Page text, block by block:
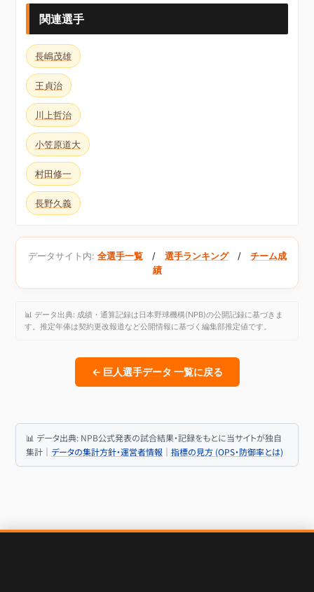
関連選手
長嶋茂雄
王貞治
川上哲治
小笠原道大
村田修一
長野久義
データサイト内: 全選手一覧/ 選手ランキング/ チーム成
績
📊 データ出典: 成績・通算記録は日本野球機構(NPB)の公開記録に基づきま
す。推定年俸は契約更改報道など公開情報に基づく編集部推定値です。
← 巨人選手データ 一覧に戻る
📊 データ出典: NPB公式発表の試合結果・記録をもとに当サイトが独自
集計｜ データの集計方針・運営者情報 ｜ 指標の見方 (OPS・防御率とは)